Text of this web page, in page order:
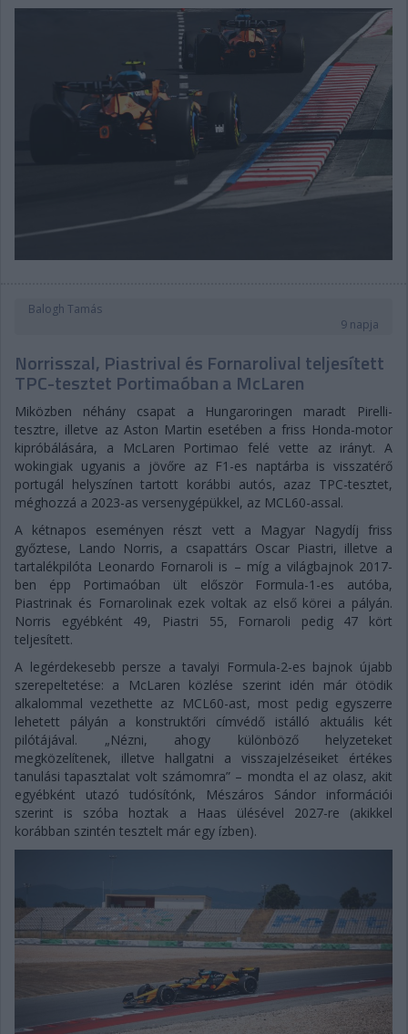
Balogh Tamás
9 napja
Norrisszal, Piastrival és Fornarolival teljesített
TPC-tesztet Portimaóban a McLaren
Miközben néhány csapat a Hungaroringen maradt Pirelli-
tesztre, illetve az Aston Martin esetében a friss Honda-motor
kipróbálására, a McLaren Portimao felé vette az irányt. A
wokingiak ugyanis a jövőre az F1-es naptárba is visszatérő
portugál helyszínen tartott korábbi autós, azaz TPC-tesztet,
méghozzá a 2023-as versenygépükkel, az MCL60-assal.
A kétnapos eseményen részt vett a Magyar Nagydíj friss
győztese, Lando Norris, a csapattárs Oscar Piastri, illetve a
tartalékpilóta Leonardo Fornaroli is – míg a világbajnok 2017-
ben épp Portimaóban ült először Formula-1-es autóba,
Piastrinak és Fornarolinak ezek voltak az első körei a pályán.
Norris egyébként 49, Piastri 55, Fornaroli pedig 47 kört
teljesített.
A legérdekesebb persze a tavalyi Formula-2-es bajnok újabb
szerepeltetése: a McLaren közlése szerint idén már ötödik
alkalommal vezethette az MCL60-ast, most pedig egyszerre
lehetett pályán a konstruktőri címvédő istálló aktuális két
pilótájával. „Nézni, ahogy különböző helyzeteket
megközelítenek, illetve hallgatni a visszajelzéseiket értékes
tanulási tapasztalat volt számomra” – mondta el az olasz, akit
egyébként utazó tudósítónk, Mészáros Sándor információi
szerint is szóba hoztak a Haas ülésével 2027-re (akikkel
korábban szintén tesztelt már egy ízben).